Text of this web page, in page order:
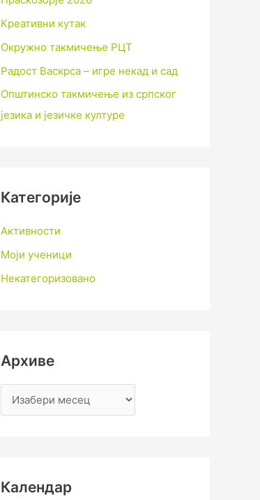
Креативни кутак
Окружно такмичење РЦТ
Радост Васкрса – игре некад и сад
Општинско такмичење из српског
језика и језичке културе
Категорије
Активности
Моји ученици
Некатегоризовано
Архиве
Календар